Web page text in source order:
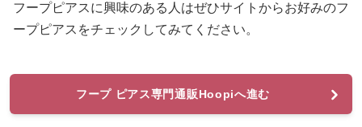
フープピアスに興味のある人はぜひサイトからお好みのフ
ープピアスをチェックしてみてください。
フープ ピアス専門通販Hoopiへ進む